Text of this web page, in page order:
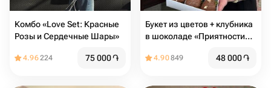
Комбо «Love Set: Красные
Розы и Сердечные Шары»
4.96224 75 000֏
Букет из цветов + клубника
в шоколаде «Приятности
4.90849 48 000֏